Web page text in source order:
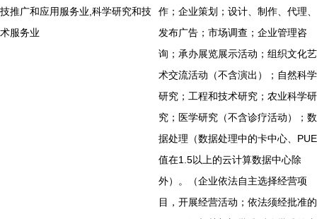
技推广和应用服务业,科学研究和技
术服务业
作；企业策划；设计、制作、代理、
发布广告；市场调查；企业管理咨
询；承办展览展示活动；组织文化艺
术交流活动（不含演出）；自然科学
研究；工程和技术研究；农业科学研
究；医学研究（不含诊疗活动）；数
据处理（数据处理中的卡中心、PUE
值在1.5以上的云计算数据中心除
外）。（企业依法自主选择经营项
目，开展经营活动；依法须经批准的